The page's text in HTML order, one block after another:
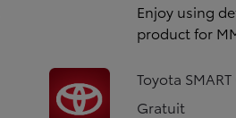
Enjoy using
product for
Toyota
Gratuit